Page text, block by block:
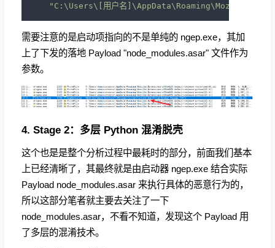
"C:\Users\[用户名
需要注意的是启动项指向的不是单纯的 ngep.exe，其加
上了下发的落地 Payload "node_modules.asar" 文件作为
参数。
4. Stage 2：多层 Python 混淆脱壳
这个也是是整个分析过程中最耗时的部分，前面我们基本
上已经清晰了，其最终就是由启动器 ngep.exe 结合实际
Payload node_modules.asar 来执行具体的恶意行为的，
所以这部分笔者就主要去关注了一下
node_modules.asar，不看不知道，发现这个 Payload 用
了多层的混淆技术。